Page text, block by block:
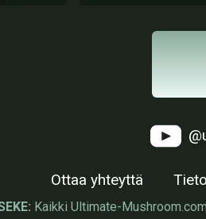
Ottaa yhteyttä
Kaikki Ultimate-